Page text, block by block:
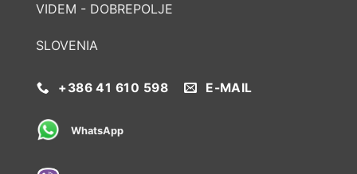
VIDEM - DOBREPOLJE
SLOVENIA
+386 41 610 598 E-MAIL
WhatsApp